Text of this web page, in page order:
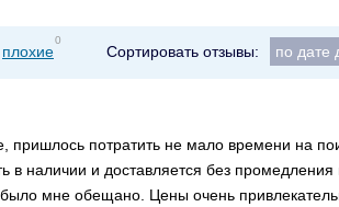
плохие
0
Сортировать отзывы: по дате
потратить не мало времени на
в наличии и доставляется без
было мне обещано. Цены очень